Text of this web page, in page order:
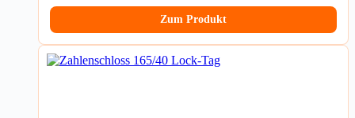
Zum Produkt